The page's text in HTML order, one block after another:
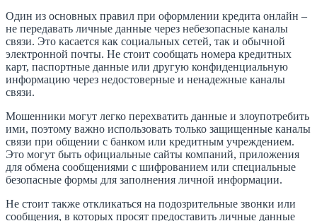
Один из основных правил при оформлении кредита онлайн –
не передавать личные данные через небезопасные каналы
связи. Это касается как социальных сетей, так и обычной
электронной почты. Не стоит сообщать номера кредитных
карт, паспортные данные или другую конфиденциальную
информацию через недостоверные и ненадежные каналы
связи.
Мошенники могут легко перехватить данные и злоупотребить
ими, поэтому важно использовать только защищенные каналы
связи при общении с банком или кредитным учреждением.
Это могут быть официальные сайты компаний, приложения
для обмена сообщениями с шифрованием или специальные
безопасные формы для заполнения личной информации.
Не стоит также откликаться на подозрительные звонки или
сообщения, в которых просят предоставить личные данные